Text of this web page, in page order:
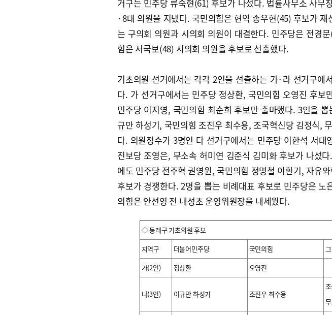
거구는 민주당 류숙현(61) 후보가 나섰다. 법률사무소 사무
·8대 의원을 지냈다. 국민의힘은 현역 송우현(45) 후보가 재
는 구의회 의원과 시의회 의원이 대결한다. 민주당은 전경
힘은 서국보(48) 시의회 의원을 후보로 선출했다.
기초의원 선거에서는 각각 2인을 선출하는 가·라 선거구에
다. 가 선거구에서는 민주당 정상환, 국민의힘 오영진 후보
민주당 이지영, 국민의힘 최순희 후보만 출마했다. 3인을
규만 하성기, 국민의힘 조진우 최수용, 조국혁신당 김정식,
다. 의원정수가 3명인 다 선거구에서는 민주당 이한석 서대
진보당 조영은, 무소속 허미연 김준식 김미화 후보가 나섰
에도 민주당 전주혁 권영원, 국민의힘 정명철 이환기, 자유
후보가 경쟁한다. 2명을 뽑는 비례대표 후보로 민주당은 노
의힘은 안선영 전 내성초 운영위원장을 내세웠다.
◇ 동래구 기초의원 후보
지역구
더불어민주당 국민의힘
가(2인)
정상환 오영진
나(3인) 이규만 하성기 조진우 최수용